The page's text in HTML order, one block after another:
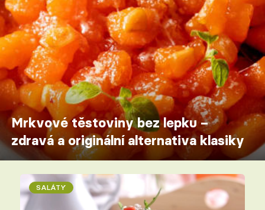
Mrkvové těstoviny bez lepku –
zdravá a originální alternativa klasiky
SALÁTY